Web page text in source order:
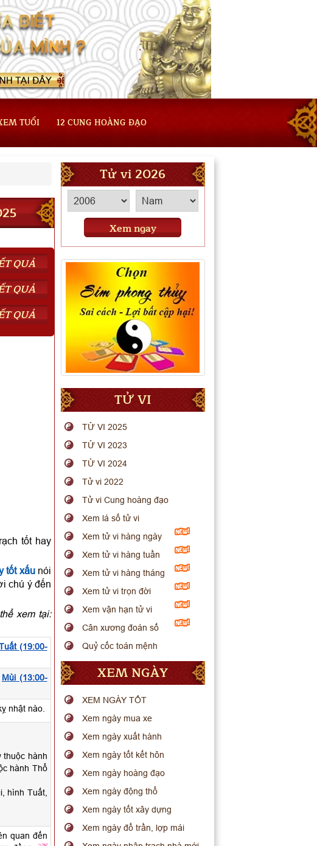
TUỔI 12 CUNG HOÀNG ĐẠO
QUẢ
QUẢ
QUẢ
tốt hay
tốt xấu nói
chú ý đến
xem tại:
(19:00-
Mùi (13:00-
nhật nào.
thuộc hành
hành Thổ
hình Tuất,
quan đến
Tử vi 2026
Xem ngay
TỬ VI
TỬ VI 2025
TỬ VI 2023
TỬ VI 2024
Tử vi 2022
Tử vi Cung hoàng đạo
Xem lá số tử vi
Xem tử vi hàng ngày
Xem tử vi hàng tuần
Xem tử vi hàng tháng
Xem tử vi trọn đời
Xem vận hạn tử vi
Cân xương đoán số
Quỷ cốc toán mệnh
XEM NGÀY
XEM NGÀY TỐT
Xem ngày mua xe
Xem ngày xuất hành
Xem ngày tốt kết hôn
Xem ngày hoàng đạo
Xem ngày động thổ
Xem ngày tốt xây dựng
Xem ngày đổ trần, lợp mái